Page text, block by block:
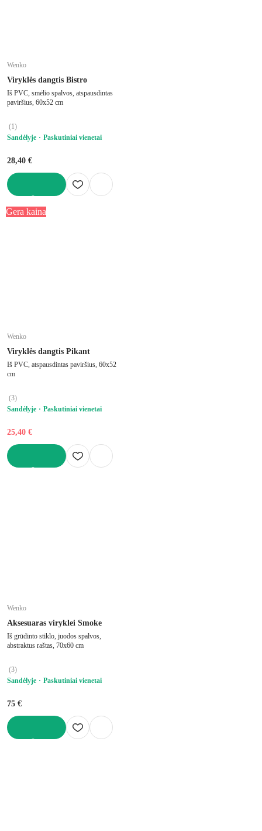
Wenko
Viryklės dangtis Bistro
Iš PVC, smėlio spalvos, atspausdintas
paviršius, 60x52 cm
(1)
Sandėlyje
Paskutiniai vienetai
28,40 €
Gera kaina
Wenko
Viryklės dangtis Pikant
Iš PVC, atspausdintas paviršius, 60x52
cm
(3)
Sandėlyje
Paskutiniai vienetai
25,40 €
Wenko
Aksesuaras viryklei Smoke
Iš grūdinto stiklo, juodos spalvos,
abstraktus raštas, 70x60 cm
(3)
Sandėlyje
Paskutiniai vienetai
75 €